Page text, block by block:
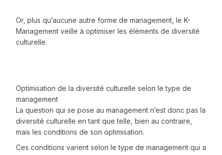
Or, plus qu’aucune autre forme de management, le K-
Management veille à optimiser les éléments de diversité
culturelle.
Optimisation de la diversité culturelle selon le type de
management
La question qui se pose au management n’est donc pas la
diversité culturelle en tant que telle, bien au contraire,
mais les conditions de son optimisation.
Ces conditions varient selon le type de management qui a